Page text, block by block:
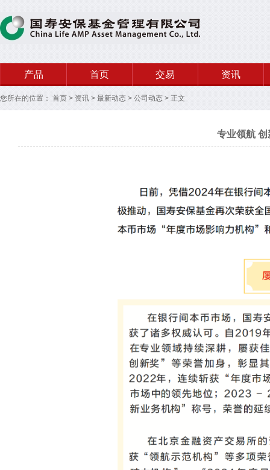
产品 首页 交易 资讯
您所在的位置： 首页 > 资讯 > 最新动态 > 公司动态 > 正文
专业领航